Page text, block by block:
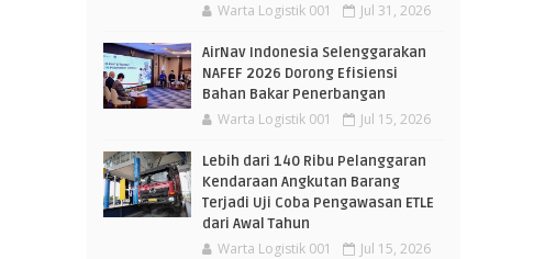
Warta Logistik 001 Jul 31, 2026
AirNav Indonesia Selenggarakan
NAFEF 2026 Dorong Efisiensi
Bahan Bakar Penerbangan
Warta Logistik 001 Jul 15, 2026
Lebih dari 140 Ribu Pelanggaran
Kendaraan Angkutan Barang
Terjadi Uji Coba Pengawasan ETLE
dari Awal Tahun
Warta Logistik 001 Jul 15, 2026